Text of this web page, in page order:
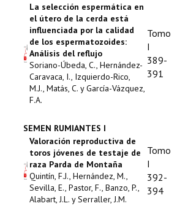
La selección espermática en
el útero de la cerda está
influenciada por la calidad
de los espermatozoides:
Análisis del reflujo
Soriano-Úbeda, C., Hernández-
Caravaca, I., Izquierdo-Rico,
M.J., Matás, C. y García-Vázquez,
F.A.
Tomo
I
389-
391
SEMEN RUMIANTES I
Valoración reproductiva de
toros jóvenes de testaje de
raza Parda de Montaña
Quintín, F.J., Hernández, M.,
Sevilla, E., Pastor, F., Banzo, P.,
Alabart, J.L. y Serraller, J.M.
Tomo
I
392-
394